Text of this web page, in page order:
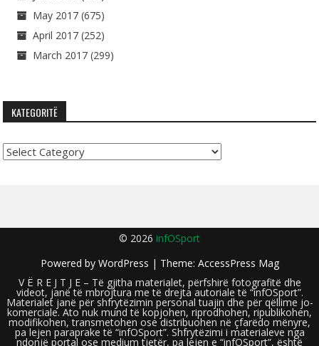
May 2017 (675)
April 2017 (252)
March 2017 (299)
KATEGORITË
Kategoritë
© 2026 infOSport
Powered by WordPress | Theme: AccessPress Mag
V Ë R E J T J E – Të gjitha materialet, përfshirë fotografitë dhe
videot, janë të mbrojtura me të drejta autoriale të “infOSport”.
Materialet janë për shfrytëzimin personal tuajin dhe për qëllime jo-
komerciale. Ato nuk mund të kopjohen, riprodhohen, ripublikohen,
modifikohen, transmetohen ose distribuohen në çfarëdo mënyre,
pa lejen paraprake të “infOSport”. Shfrytëzimi i materialeve nga
ndonjë portal ose medium tjetër, pa lejen e “infOSport”, është